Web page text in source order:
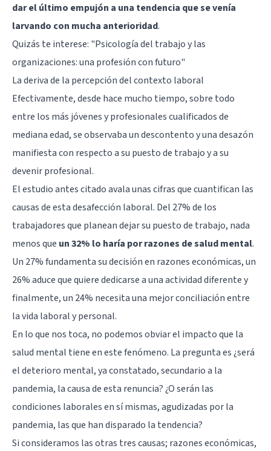
dar el último empujón a una tendencia que se venía
larvando con mucha anterioridad.
Quizás te interese: "Psicología del trabajo y las
organizaciones: una profesión con futuro"
La deriva de la percepción del contexto laboral
Efectivamente, desde hace mucho tiempo, sobre todo
entre los más jóvenes y profesionales cualificados de
mediana edad, se observaba un descontento y una desazón
manifiesta con respecto a su puesto de trabajo y a su
devenir profesional.
El estudio antes citado avala unas cifras que cuantifican las
causas de esta desafección laboral. Del 27% de los
trabajadores que planean dejar su puesto de trabajo, nada
menos que un 32% lo haría por razones de salud mental.
Un 27% fundamenta su decisión en razones económicas, un
26% aduce que quiere dedicarse a una actividad diferente y
finalmente, un 24% necesita una mejor conciliación entre
la vida laboral y personal.
En lo que nos toca, no podemos obviar el impacto que la
salud mental tiene en este fenómeno. La pregunta es ¿será
el deterioro mental, ya constatado, secundario a la
pandemia, la causa de esta renuncia? ¿O serán las
condiciones laborales en sí mismas, agudizadas por la
pandemia, las que han disparado la tendencia?
Si consideramos las otras tres causas; razones económicas,